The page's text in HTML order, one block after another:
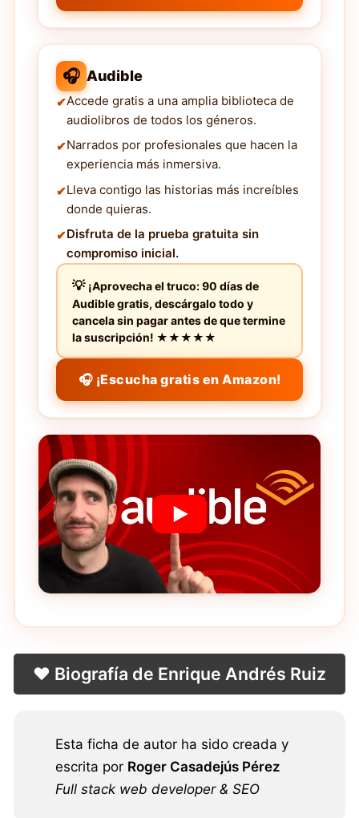
🎧 Audible
Accede gratis a una amplia biblioteca de
audiolibros de todos los géneros.
Narrados por profesionales que hacen la
experiencia más inmersiva.
Lleva contigo las historias más increíbles
donde quieras.
Disfruta de la prueba gratuita sin
compromiso inicial.
¡Aprovecha el truco: 90 días de
Audible gratis, descárgalo todo y
cancela sin pagar antes de que termine
la suscripción! ★★★★★
🎧 ¡Escucha gratis en Amazon!
❤️ Biografía de Enrique Andrés Ruiz
Esta ficha de autor ha sido creada y
escrita por Roger Casadejús Pérez
Full stack web developer & SEO